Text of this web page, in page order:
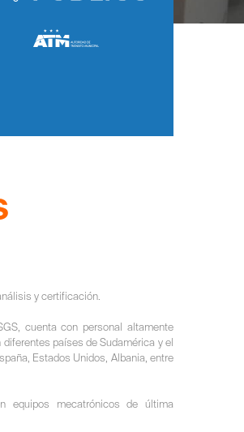
y certificación.
cuenta con personal altamente
países de Sudamérica y el
Estados Unidos, Albania, entre
equipos mecatrónicos de última